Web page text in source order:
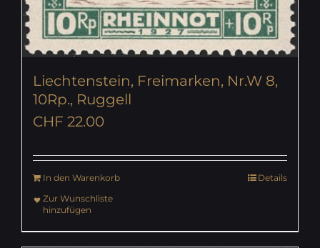
Liechtenstein, Freimarken, Nr.W 8,
10Rp., Ruggell
CHF 22.00
In den Warenkorb
Details
Zur Wunschliste
hinzufügen